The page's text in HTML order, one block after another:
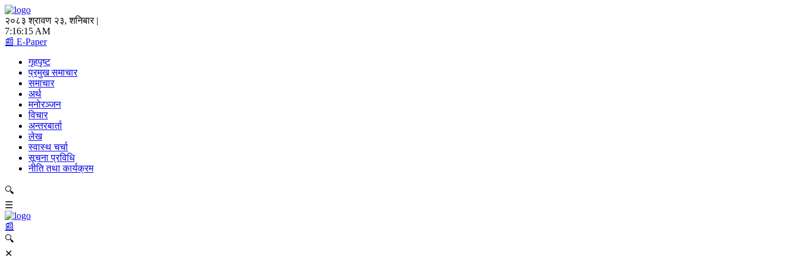
२०८३ श्रावण २३, शनिबार |
7:16:15 AM
📰 E-Paper
गृहपृष्ट
प्रमुख समाचार
समाचार
अर्थ
मनोरञ्जन
विचार
अन्तरबार्ता
लेख
स्वास्थ चर्चा
सूचना प्रविधि
नीति तथा कार्यक्रम
🔍
☰
📰
🔍
✕